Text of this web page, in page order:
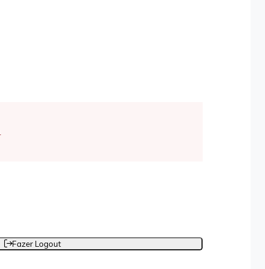
Fazer Logout